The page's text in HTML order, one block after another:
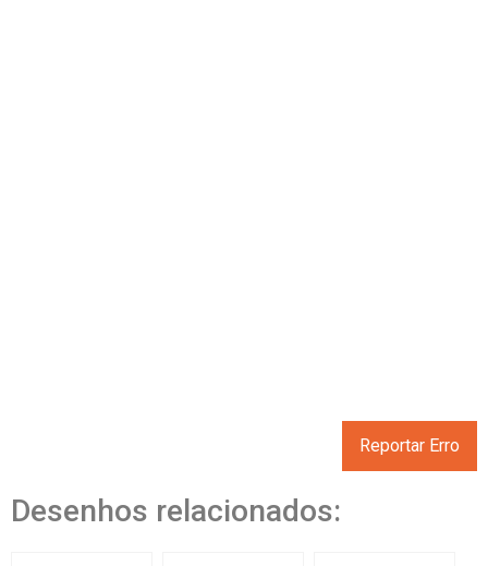
Reportar Erro
Desenhos relacionados: